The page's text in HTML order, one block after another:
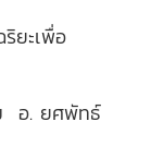
ยะเพื่อ
อ. ยศพัทธ์